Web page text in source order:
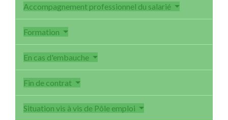
Accompagnement professionnel du salarié
Formation
En cas d'embauche
Fin de contrat
Situation vis à vis de Pôle emploi